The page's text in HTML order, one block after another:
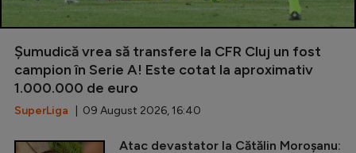
Șumudică vrea să transfere la CFR Cluj un fost
campion în Serie A! Este cotat la aproximativ
1.000.000 de euro
SuperLiga | 09 August 2026, 16:40
Atac devastator la Cătălin Moroșanu: